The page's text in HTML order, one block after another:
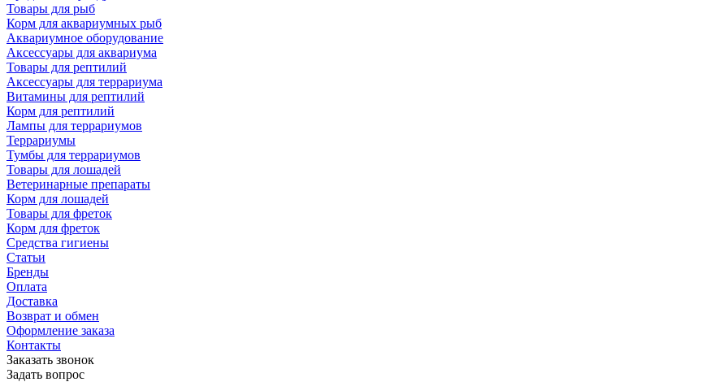
Товары для рыб
Корм для аквариумных рыб
Аквариумное оборудование
Аксессуары для аквариума
Товары для рептилий
Аксессуары для террариума
Витамины для рептилий
Корм для рептилий
Лампы для террариумов
Террариумы
Тумбы для террариумов
Товары для лошадей
Ветеринарные препараты
Корм для лошадей
Товары для фреток
Корм для фреток
Средства гигиены
Статьи
Бренды
Оплата
Доставка
Возврат и обмен
Оформление заказа
Контакты
Заказать звонок
Задать вопрос